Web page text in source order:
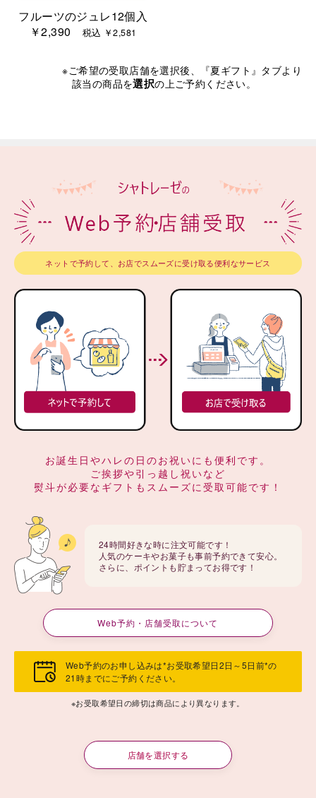
フルーツのジュレ12個入
￥2,390
税込 ￥2,581
※ご希望の受取店舗を選択後、『夏ギフト』タブより
該当の商品を選択の上ご予約ください。
ネットで予約して、お店でスムーズに受け取る便利なサービス
お誕生日やハレの日のお祝いにも便利です。
ご挨拶や引っ越し祝いなど
熨斗が必要なギフトもスムーズに受取可能です！
24時間好きな時に注文可能です！
人気のケーキやお菓子も事前予約できて安心。
さらに、ポイントも貯まってお得です！
Web予約・店舗受取について
Web予約のお申し込みは*お受取希望日2日～5日前*の
21時までにご予約ください。
※お受取希望日の締切は商品により異なります。
店舗を選択する